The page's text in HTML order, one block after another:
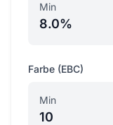
Min
8.0%
Farbe (EBC)
Min
10